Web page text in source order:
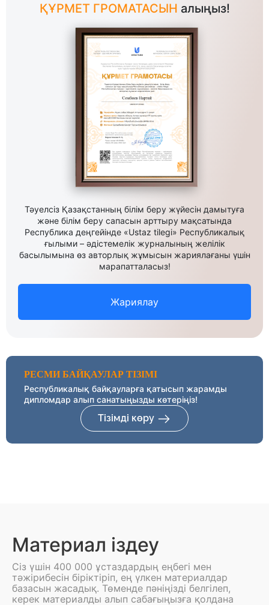
ҚҰРМЕТ ГРОМАТАСЫН алыңыз!
Тәуелсіз Қазақстанның білім беру жүйесін дамытуға
және білім беру сапасын арттыру мақсатында
Республика деңгейінде «Ustaz tilegi» Республикалық
ғылыми – әдістемелік журналының желілік
басылымына өз авторлық жұмысын жариялағаны үшін
марапатталасыз!
Жариялау
РЕСМИ БАЙҚАУЛАР ТІЗІМІ
Республикалық байқауларға қатысып жарамды
дипломдар алып санатыңызды көтеріңіз!
Тізімді көру
Материал іздеу
Сіз үшін 400 000 ұстаздардың еңбегі мен
тәжірибесін біріктіріп, ең үлкен материалдар
базасын жасадық. Төменде пәніңізді белгілеп,
керек материалды алып сабағыңызға қолдана